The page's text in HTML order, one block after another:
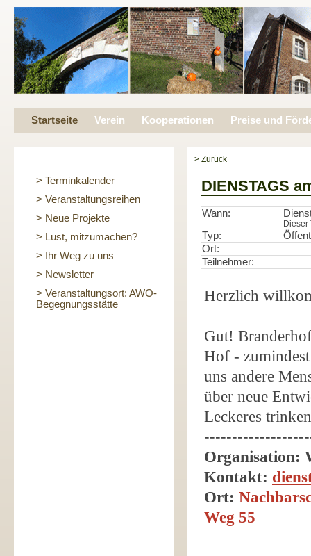
Startseite Verein Kooperationen Preise und
> Terminkalender
> Veranstaltungsreihen
> Neue Projekte
> Lust, mitzumachen?
> Ihr Weg zu uns
> Newsletter
> Veranstaltungsort: AWO-
Begegnungsstätte
> Zurück
DIENSTAGS
Wann:
Dieser
Typ:
Ort:
Teilnehmer:
Herzlich
Gut!
Hof -
uns andere
über neue
Leckeres
Organisation:
Kontakt:
Ort:
Weg 55